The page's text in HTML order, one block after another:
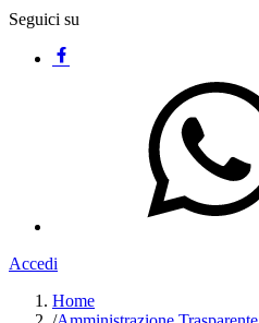
Seguici su
Accedi
Home